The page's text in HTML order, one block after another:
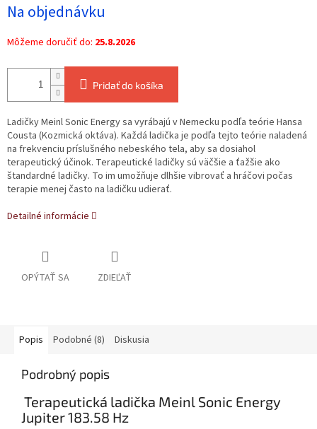
cena:
Na objednávku
Môžeme doručiť do: 25.8.2026
Pridať do košíka
Ladičky Meinl Sonic Energy sa vyrábajú v Nemecku podľa teórie Hansa
Cousta (Kozmická oktáva). Každá ladička je podľa tejto teórie naladená
na frekvenciu príslušného nebeského tela, aby sa dosiahol
terapeutický účinok. Terapeutické ladičky sú väčšie a ťažšie ako
štandardné ladičky. To im umožňuje dlhšie vibrovať a hráčovi počas
terapie menej často na ladičku udierať.
Detailné informácie
OPÝTAŤ SA ZDIEĽAŤ
Popis Podobné (8) Diskusia
Podrobný popis
Terapeutická ladička Meinl Sonic Energy
Jupiter 183.58 Hz